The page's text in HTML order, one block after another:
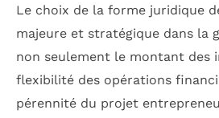
Le choix de la forme juridique
majeure et stratégique dans la
non seulement le montant des
flexibilité des opérations
pérennité du projet